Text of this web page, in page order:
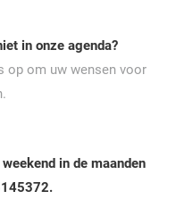
in onze agenda?
op om uw wensen voor
in de maanden